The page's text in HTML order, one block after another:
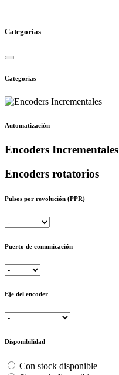
Categorías
Categorías
Automatización
Encoders Incrementales
Encoders rotatorios
Pulsos por revolución (PPR)
Puerto de comunicación
Eje del encoder
Disponibilidad
Con stock disponible